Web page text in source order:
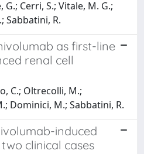
Cerri, S.; Vitale, M. G.;
Sabbatini, R.
as first-line
renal cell
C.; Oltrecolli, M.;
Dominici, M.; Sabbatini, R.
induced
clinical cases